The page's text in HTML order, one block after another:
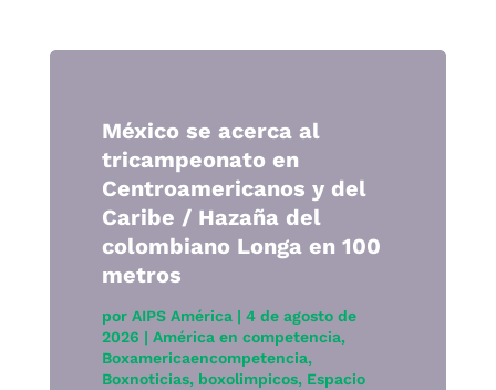
México se acerca al
tricampeonato en
Centroamericanos y del
Caribe / Hazaña del
colombiano Longa en 100
metros
por AIPS América| 4 de agosto de
2026 | América en competencia,
Boxamericaencompetencia,
Boxnoticias, boxolimpicos, Espacio